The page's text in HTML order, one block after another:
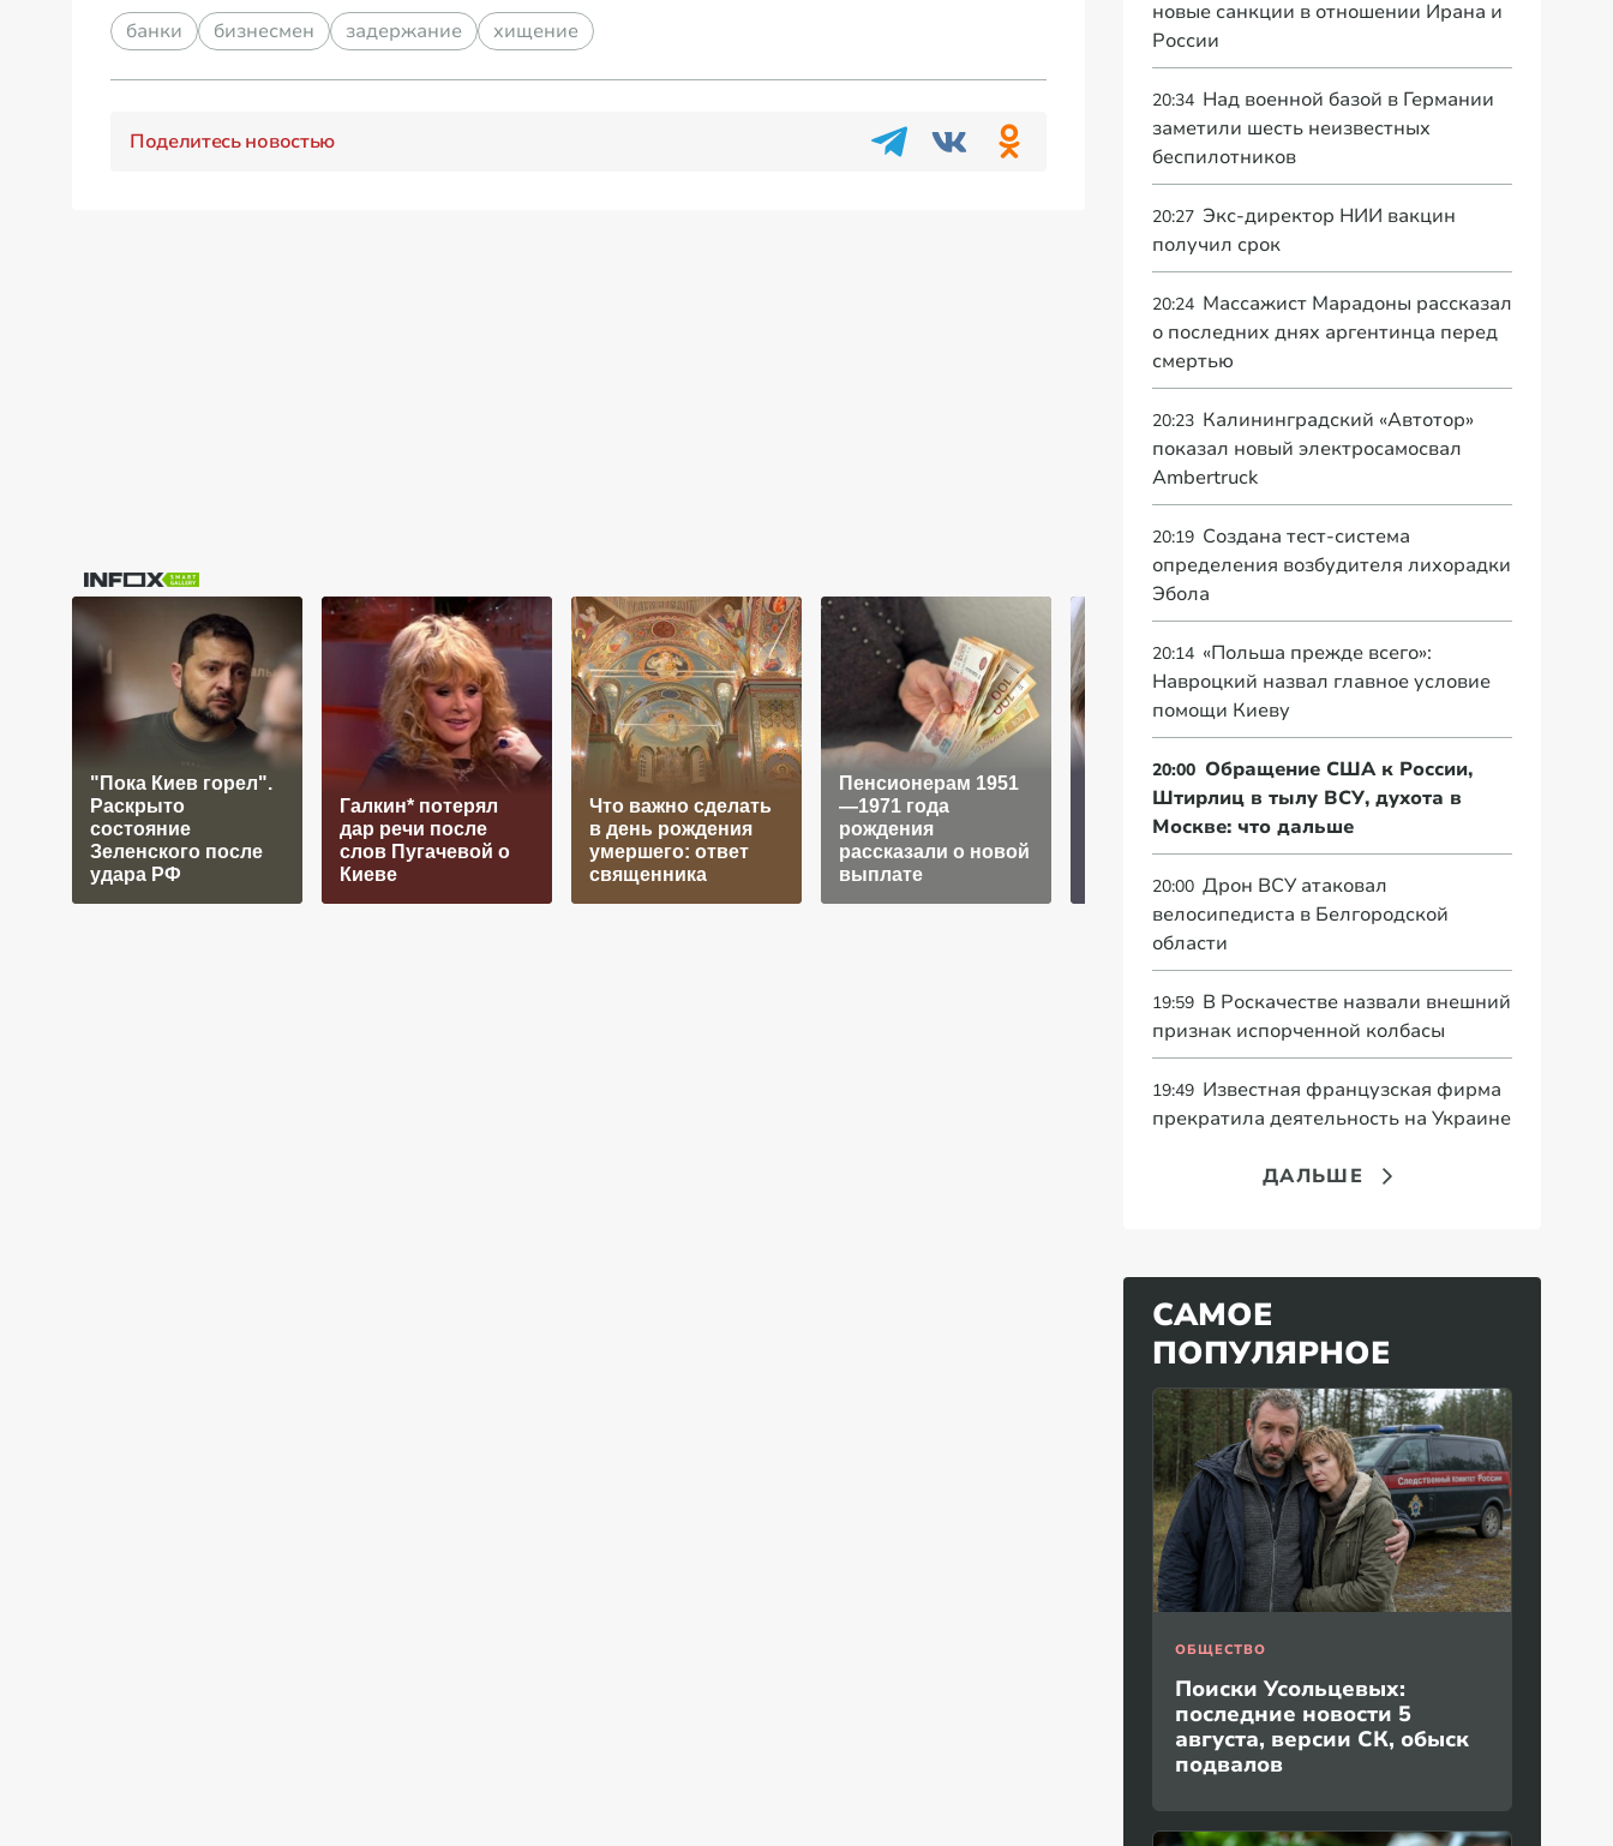
банки бизнесмен задержание хищение
Поделитесь новостью
"Пока Киев горел".
Раскрыто
состояние
Зеленского после
удара РФ
Галкин* потерял
дар речи после
слов Пугачевой о
Киеве
Что важно сделать
в день рождения
умершего: ответ
священника
Пенсионерам 1951
—1971 года
рождения
рассказали о новой
выплате
«Это конец всего»:
Захарова
прокомментировал
а фестиваль в
"Ее больше нет". В
США сделали
тревожное
новые санкции в отношении Ирана и
России
20:34 Над военной базой в Германии
заметили шесть неизвестных
беспилотников
20:27 Экс-директор НИИ вакцин
получил срок
20:24 Массажист Марадоны рассказал
о последних днях аргентинца перед
смертью
20:23 Калининградский «Автотор»
показал новый электросамосвал
Ambertruck
20:19 Создана тест-система
определения возбудителя лихорадки
Эбола
20:14 «Польша прежде всего»:
Навроцкий назвал главное условие
помощи Киеву
20:00 Обращение США к России,
Штирлиц в тылу ВСУ, духота в
Москве: что дальше
20:00 Дрон ВСУ атаковал
велосипедиста в Белгородской
области
19:59 В Роскачестве назвали внешний
признак испорченной колбасы
19:49 Известная французская фирма
прекратила деятельность на Украине
ДАЛЬШЕ
САМОЕ
ПОПУЛЯРНОЕ
ОБЩЕСТВО
Поиски Усольцевых:
последние новости 5
августа, версии СК, обыск
подвалов